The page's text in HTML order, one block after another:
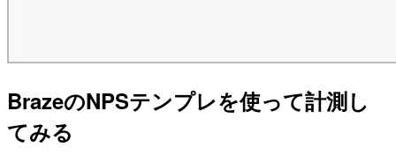
BrazeのNPSテンプレを使って計測し
てみる